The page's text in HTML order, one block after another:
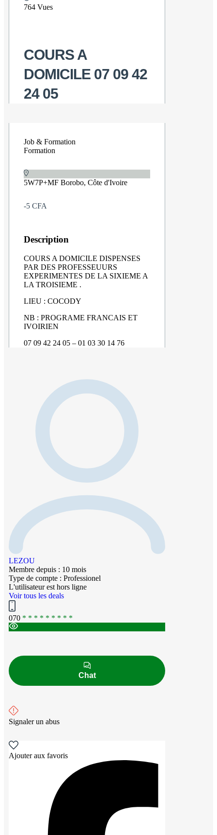
764 Vues
COURS A
DOMICILE 07 09 42
24 05
Job & Formation
Formation
5W7P+MF Borobo, Côte d'Ivoire
-5 CFA
Description
COURS A DOMICILE DISPENSES
PAR DES PROFESSEUURS
EXPERIMENTES DE LA SIXIEME A
LA TROISIEME .
LIEU : COCODY
NB : PROGRAME FRANCAIS ET
IVOIRIEN
07 09 42 24 05 – 01 03 30 14 76
LEZOU
Membre depuis : 10 mois
Type de compte : Professionel
L'utilisateur est hors ligne
Voir tous les deals
070 * * * * * * * * *
Chat
Signaler un abus
Ajouter aux favoris